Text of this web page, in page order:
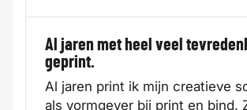
Al jaren met heel veel
geprint.
Al jaren print ik mijn creatieve
als vormgever bij print en bind.